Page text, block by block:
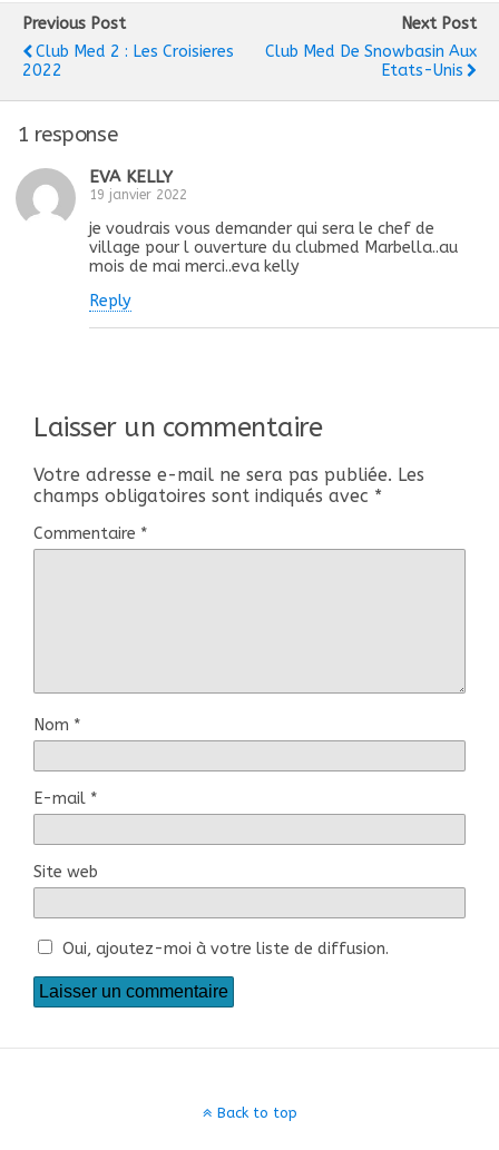
Previous Post
Club Med 2 : Les Croisieres
2022
Next Post
Club Med De Snowbasin Aux
Etats-Unis
1 response
EVA KELLY
19 janvier 2022
je voudrais vous demander qui sera le chef de
village pour l ouverture du clubmed Marbella..au
mois de mai merci..eva kelly
Reply
Laisser un commentaire
Votre adresse e-mail ne sera pas publiée. Les
champs obligatoires sont indiqués avec *
Commentaire *
Nom *
E-mail *
Site web
Oui, ajoutez-moi à votre liste de diffusion.
Back to top